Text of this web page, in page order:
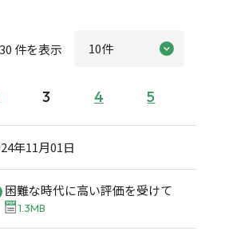
件を表示
3 4 5
年11月01日
困難な時代に高い評価を受けて
1.3MB